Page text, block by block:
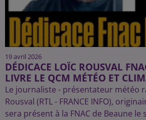
19 avril 2026
DÉDICACE LOÏC ROUSVAL
LIVRE LE QCM MÉTÉO ET
Le journaliste - présentateur météo
Rousval (RTL - FRANCE INFO),
sera présent à la FNAC de Beaune le